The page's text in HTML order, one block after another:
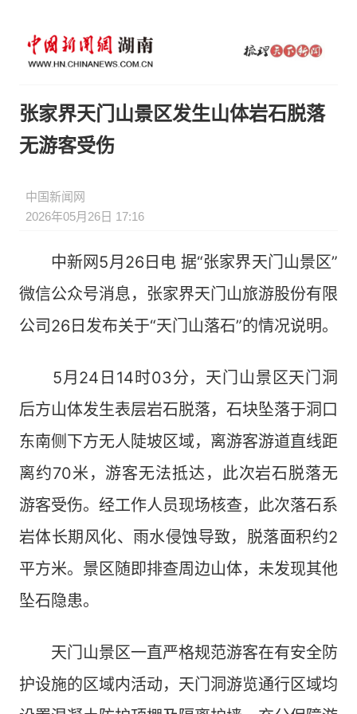
张家界天门山景区发生山体岩石脱落
无游客受伤
中国新闻网
2026年05月26日 17:16
中新网5月26日电 据“张家界天门山景区”
微信公众号消息，张家界天门山旅游股份有限
公司26日发布关于“天门山落石”的情况说明。
5月24日14时03分，天门山景区天门洞
后方山体发生表层岩石脱落，石块坠落于洞口
东南侧下方无人陡坡区域，离游客游道直线距
离约70米，游客无法抵达，此次岩石脱落无
游客受伤。经工作人员现场核查，此次落石系
岩体长期风化、雨水侵蚀导致，脱落面积约2
平方米。景区随即排查周边山体，未发现其他
坠石隐患。
天门山景区一直严格规范游客在有安全防
护设施的区域内活动，天门洞游览通行区域均